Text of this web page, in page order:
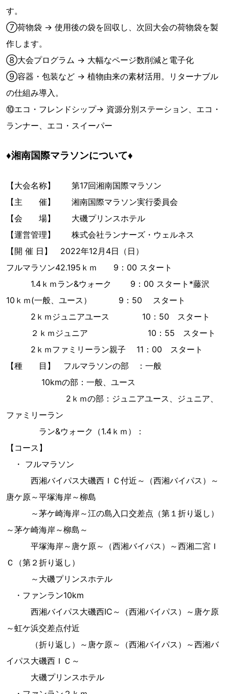
す。
⑦荷物袋 → 使用後の袋を回収し、次回大会の荷物袋を製
作します。
⑧大会プログラム → 大幅なページ数削減と電子化
⑨容器・包装など → 植物由来の素材活用。リターナブル
の仕組み導入。
⑩エコ・フレンドシップ→ 資源分別ステーション、エコ・
ランナー、エコ・スイーパー
♦湘南国際マラソンについて♦
【大会名称】 第17回湘南国際マラソン
【主 催】 湘南国際マラソン実行委員会
【会 場】 大磯プリンスホテル
【運営管理】 株式会社ランナーズ・ウェルネス
【開 催 日】 2022年12月4日（日）
フルマラソン42.195ｋｍ 9：00 スタート
1.4ｋｍラン&ウォーク 9：00 スタート*藤沢
10ｋｍ(一般、ユース） 9：50 スタート
2ｋｍジュニアユース 10：50 スタート
２ｋｍジュニア 10：55 スタート
2ｋｍファミリーラン親子 11：00 スタート
【種 目】 フルマラソンの部 ：一般
10kmの部：一般、ユース
2ｋｍの部：ジュニアユース、ジュニア、
ファミリーラン
ラン&ウォーク（1.4ｋｍ）：
【コース】
・ フルマラソン
西湘バイパス大磯西ＩＣ付近～（西湘バイパス）～
唐ケ原～平塚海岸～柳島
～茅ケ崎海岸～江の島入口交差点（第１折り返し）
～茅ケ崎海岸～柳島～
平塚海岸～唐ケ原～（西湘バイパス）～西湘二宮Ｉ
Ｃ（第２折り返し）
～大磯プリンスホテル
・ファンラン10km
西湘バイパス大磯西IC～（西湘バイパス）～唐ケ原
～虹ケ浜交差点付近
（折り返し）～唐ケ原～（西湘バイパス）～西湘バ
イパス大磯西ＩＣ～
大磯プリンスホテル